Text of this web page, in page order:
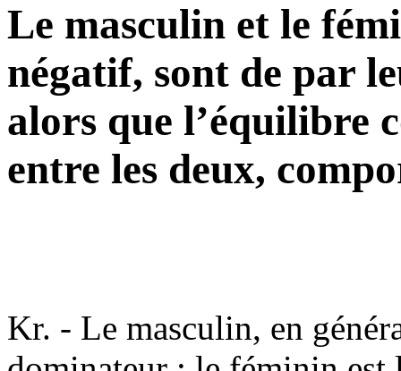
Le masculin et le
négatif, sont de par
alors que l’équilibre
entre les deux,
Kr. - Le masculin, en